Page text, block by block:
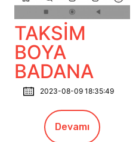
TAKSİM
BOYA
BADANA
2023-08-09 18:35:49
Devamı